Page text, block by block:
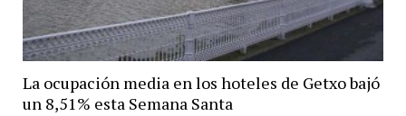
La ocupación media en los hoteles de Getxo bajó
un 8,51% esta Semana Santa